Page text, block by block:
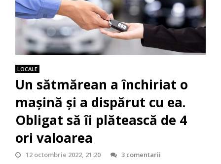
LOCALE
Un sătmărean a închiriat o
maşină şi a dispărut cu ea.
Obligat să îi plătească de 4
ori valoarea
12 octombrie 2022, 21:20 3 comentarii